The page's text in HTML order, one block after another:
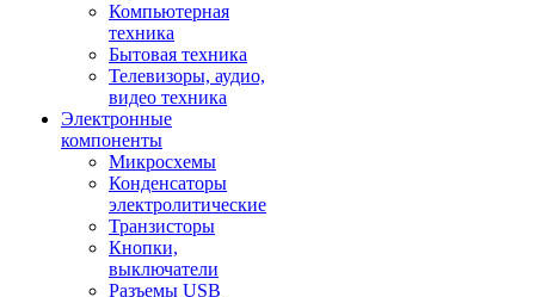
Компьютерная
техника
Бытовая техника
Телевизоры, аудио,
видео техника
Электронные
компоненты
Микросхемы
Конденсаторы
электролитические
Транзисторы
Кнопки,
выключатели
Разъемы USB